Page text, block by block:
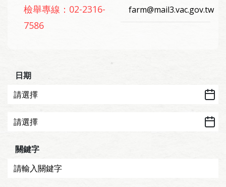
檢舉專線：02-2316-
7586
farm@mail3.vac.gov.tw
日期
關鍵字